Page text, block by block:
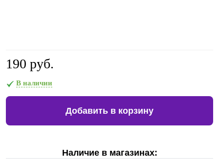
190 руб.
В наличии
Добавить в корзину
Наличие в магазинах: